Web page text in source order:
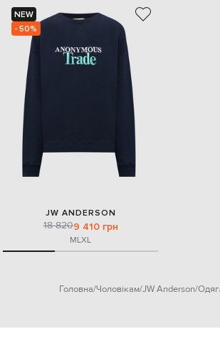
NEW
- 50%
JW ANDERSON
18 8209 410 грн
MLXL
Головна Чоловікам JW Anderson Одяг